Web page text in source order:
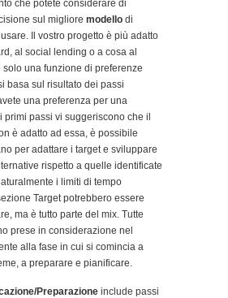
che potete considerare di
sul migliore modello di
Il vostro progetto è più adatto
al social lending o a cosa al
solo una funzione di preferenze
basa sul risultato dei passi
una preferenza per una
primi passi vi suggeriscono che il
è adatto ad essa, è possibile
per adattare i target e sviluppare
rispetto a quelle identificate
i limiti di tempo
Target potrebbero essere
ma è tutto parte del mix. Tutte
prese in considerazione nel
alla fase in cui si comincia a
a preparare e pianificare.
Preparazione include passi